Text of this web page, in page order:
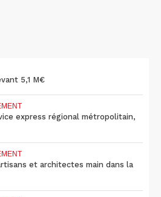
5,1 M€
express régional métropolitain,
et architectes main dans la